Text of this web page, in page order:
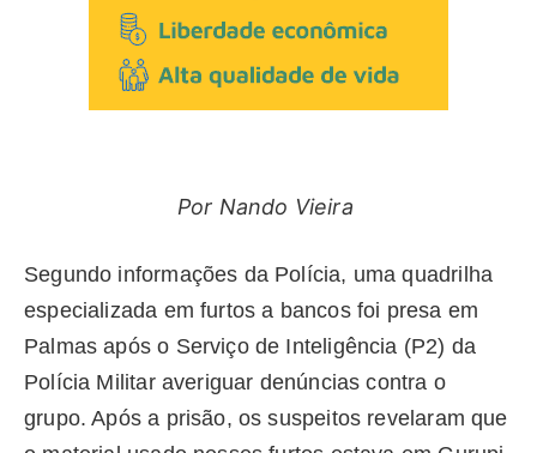
Por Nando Vieira
Segundo informações da Polícia, uma quadrilha
especializada em furtos a bancos foi presa em
Palmas após o Serviço de Inteligência (P2) da
Polícia Militar averiguar denúncias contra o
grupo. Após a prisão, os suspeitos revelaram que